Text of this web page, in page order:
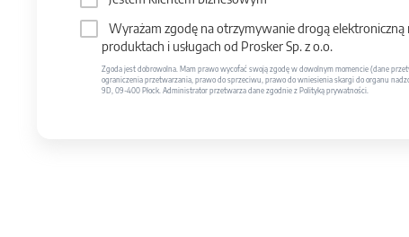
Wyrażam zgodę na otrzymywanie drogą
produktach i usługach od Prosker Sp. z o.o.
Zgoda jest dobrowolna. Mam prawo wycofać swoją zgodę w dowolnym momencie (dane
ograniczenia przetwarzania, prawo do sprzeciwu, prawo do wniesienia skargi do organu
9D, 09-400 Płock. Administrator przetwarza dane zgodnie z Polityką prywatności.